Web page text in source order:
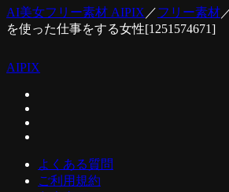
AI美女フリー素材 AIPIX ／フリー素材
を使った仕事をする女性[1251574671]
AIPIX
よくある質問
ご利用規約